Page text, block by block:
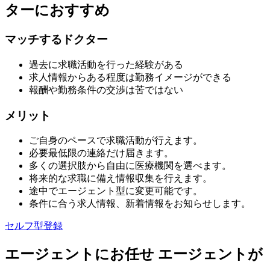
ターにおすすめ
マッチするドクター
過去に求職活動を行った経験がある
求人情報からある程度は勤務イメージができる
報酬や勤務条件の交渉は苦ではない
メリット
ご自身のペースで求職活動が行えます。
必要最低限の連絡だけ届きます。
多くの選択肢から自由に医療機関を選べます。
将来的な求職に備え情報収集を行えます。
途中でエージェント型に変更可能です。
条件に合う求人情報、新着情報をお知らせします。
セルフ型登録
エージェントにお任せ エージェントが